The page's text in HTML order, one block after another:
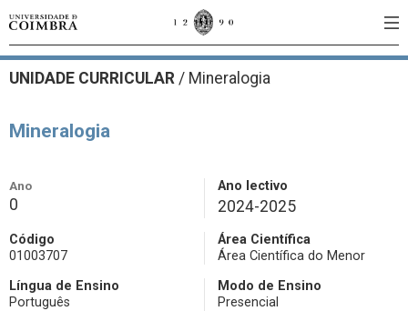
UNIDADE CURRICULAR / Mineralogia
Mineralogia
Ano
0
Ano lectivo
2024-2025
Código
01003707
Área Científica
Área Científica do Menor
Língua de Ensino
Português
Modo de Ensino
Presencial